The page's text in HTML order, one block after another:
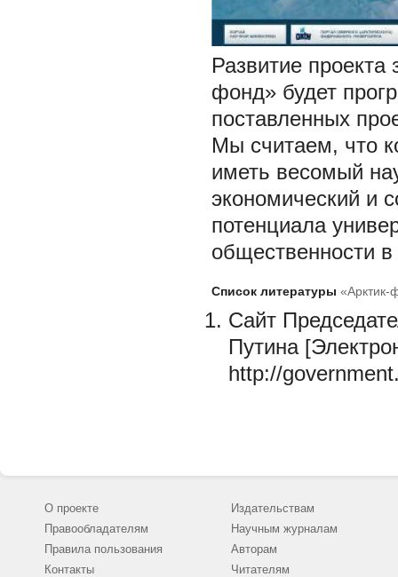
Развитие
фонд» будет
поставленных
Мы считаем, что
иметь весомый
экономический и
потенциала
общественности
Список литературы «Арктик-
Сайт
Путина
http://
О проекте
Правообладателям
Правила пользования
Контакты
Издательствам
Научным журналам
Авторам
Читателям